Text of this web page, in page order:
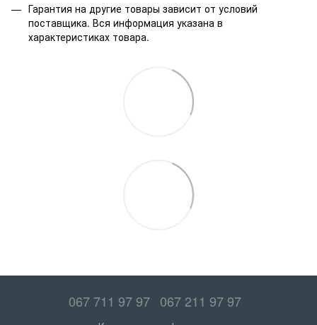
Гарантия на другие товары зависит от условий
поставщика. Вся информация указана в
характеристиках товара.
067 711 97 97 067 211 97 97